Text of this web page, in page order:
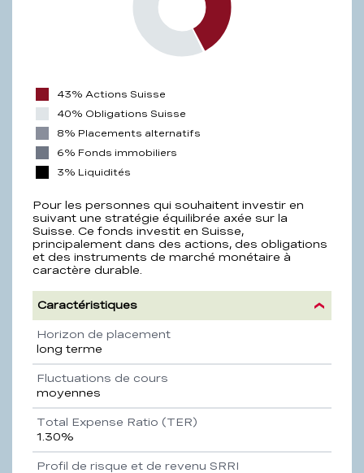
43% Actions Suisse
40% Obligations Suisse
8% Placements alternatifs
6% Fonds immobiliers
3% Liquidités
Pour les personnes qui souhaitent investir en
suivant une stratégie équilibrée axée sur la
Suisse. Ce fonds investit en Suisse,
principalement dans des actions, des obligations
et des instruments de marché monétaire à
caractère durable.
Caractéristiques
Horizon de placement
long terme
Fluctuations de cours
moyennes
Total Expense Ratio (TER)
1.30%
Profil de risque et de revenu SRRI